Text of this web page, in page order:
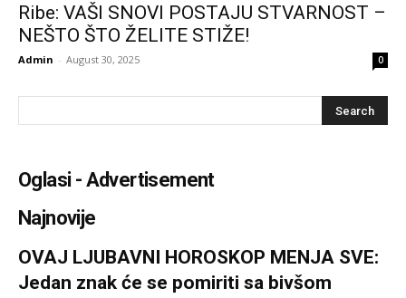
Ribe: VAŠI SNOVI POSTAJU STVARNOST –
NEŠTO ŠTO ŽELITE STIŽE!
Admin - August 30, 2025 0
Oglasi - Advertisement
Najnovije
OVAJ LJUBAVNI HOROSKOP MENJA SVE:
Jedan znak će se pomiriti sa bivšom